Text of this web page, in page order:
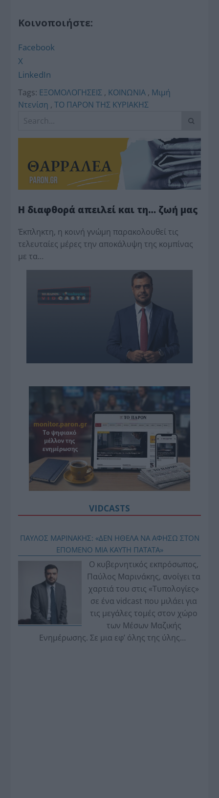
Κοινοποιήστε:
Facebook
X
LinkedIn
Tags: ΕΞΟΜΟΛΟΓΗΣΕΙΣ , ΚΟΙΝΩΝΙΑ , Μιμή
Ντενίση ,ΤΟ ΠΑΡΟΝ ΤΗΣ ΚΥΡΙΑΚΗΣ
Η διαφθορά απειλεί και τη… ζωή μας
Έκπληκτη, η κοινή γνώμη παρακολουθεί τις
τελευταίες μέρες την αποκάλυψη της κο­μπίνας
με τα…
VIDCASTS
ΠΑΥΛΟΣ ΜΑΡΙΝΑΚΗΣ: «ΔΕΝ ΗΘΕΛΑ ΝΑ ΑΦΗΣΩ ΣΤΟΝ
ΕΠΟΜΕΝΟ ΜΙΑ ΚΑΥΤΗ ΠΑΤΑΤΑ»
Ο κυβερνητικός εκπρόσωπος,
Παύλος Μαρινάκης, ανοίγει τα
χαρτιά του στις «Τυπολογίες»
σε ένα vidcast που μιλάει για
τις μεγάλες τομές στον χώρο
των Μέσων Μαζικής
Ενημέρωσης. Σε μια εφ’ όλης της ύλης